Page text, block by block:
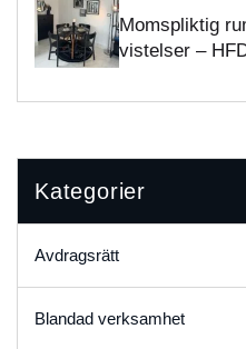
Momspliktig
vistelser –
Kategorier
Avdragsrätt
Blandad verksamhet